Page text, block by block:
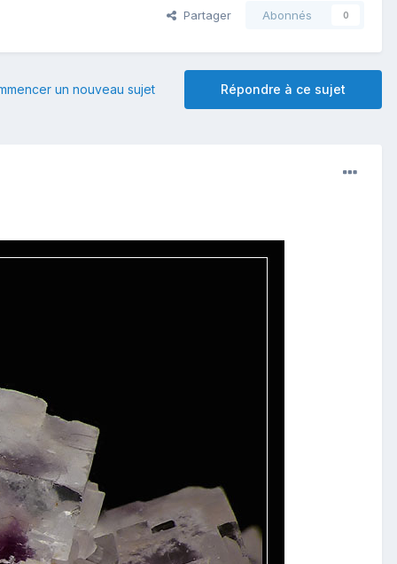
Partager Abonnés 0
Répondre à ce sujet
un nouveau sujet